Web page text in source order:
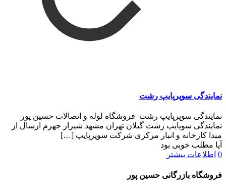
نمایندگی سوپرپایپ رشت
نمایندگی سوپرپایپ رشت فروشگاه لوله و اتصالات حسین پور
نمایندگی سوپایپ رشت گیلان تهران مشهد شیراز جهرم ارسال از
مبدا کارخانه و انبار مرکزی شرکت سوپرپایپ […]
آیا مطلب خوبی بود
0 اطلاعات بیشتر
فروشگاه بازرگانی حسین پور